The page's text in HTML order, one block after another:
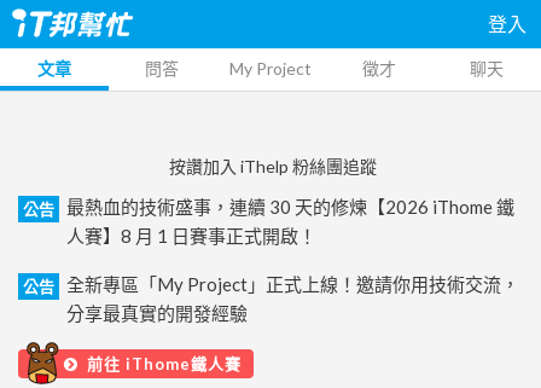
登入
文章 問答 My Project 徵才 聊天
按讚加入 iThelp 粉絲團追蹤
公告
最熱血的技術盛事，連續 30 天的修煉【2026 iThome 鐵
人賽】8 月 1 日賽事正式開啟！
公告
全新專區「My Project」正式上線！邀請你用技術交流，
分享最真實的開發經驗
前往 iThome鐵人賽